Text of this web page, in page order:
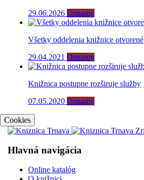
29.06.2026 Oznamy
Všetky oddelenia knižnice otvorené
29.04.2021 Oznamy
Knižnica postupne rozširuje služby
07.05.2020 Oznamy
Cookies
Hlavná navigácia
Online katalóg